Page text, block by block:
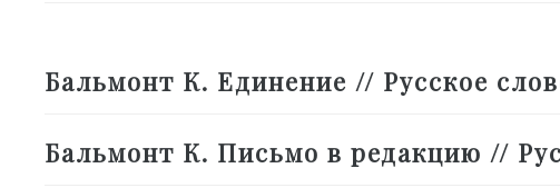
Бальмонт К. Единение // Русское
Бальмонт К. Письмо в редакцию //